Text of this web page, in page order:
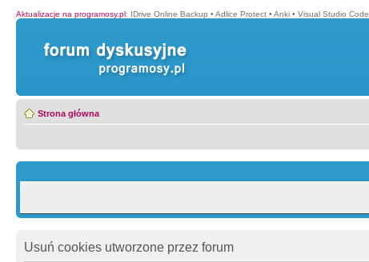
Aktualizacje na programosy.pl: IDrive Online Backup • Adlice Protect • Anki • Visual Studio Code
Strona główna
Usuń cookies utworzone przez forum